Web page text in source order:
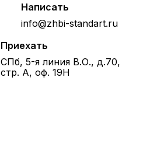
Написать
info@zhbi-standart.ru
Приехать
СПб, 5-я линия В.О., д.70,
стр. А, оф. 19Н